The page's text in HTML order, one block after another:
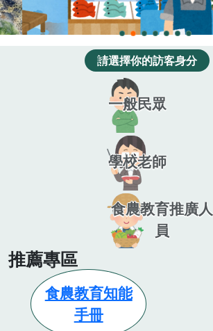
請選擇你的訪客身分
一般民眾
學校老師
食農教育推廣人
員
推薦專區
食農教育知能
手冊